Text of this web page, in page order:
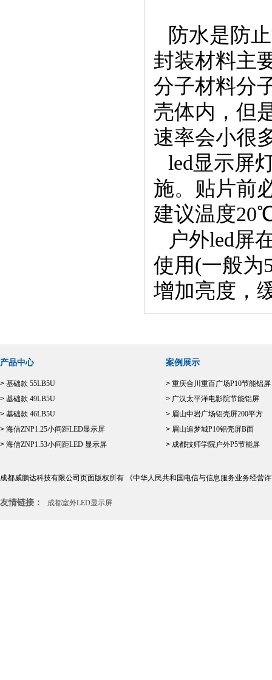
防水是防
封装材料主
分子材料分
壳体内，但
速率会小很
led显示屏
施。贴片前
建议温度
户外led屏
使用(一般为
增加亮度，
产品中心
> 基础款 55LB5U
> 基础款 49LB5U
> 基础款 46LB5U
> 海信ZNP1.25小间距LED显示屏
> 海信ZNP1.53小间距LED 显示屏
案例展示
> 重庆合川重百广场P10节能铝屏
> 广汉太平洋电影院节能铝屏
> 眉山中岩广场铝壳屏200平方
> 眉山追梦城P10铝壳屏B面
> 成都技师学院户外P5节能屏
成都威鹏达科技有限公司页面版权所有 《中华人民共和国电信与信息服务业务经营
友情链接： 成都室外LED显示屏